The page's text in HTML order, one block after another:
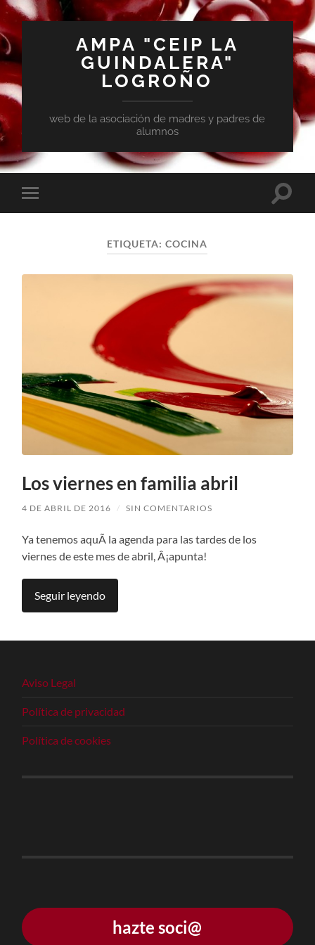
AMPA "CEIP LA
GUINDALERA"
LOGROÑO
web de la asociación de madres y padres de
alumnos
ETIQUETA:COCINA
Los viernes en familia abril
4 DE ABRIL DE 2016 / SIN COMENTARIOS
Ya tenemos aquÃ­ la agenda para las tardes de los
viernes de este mes de abril, Â¡apunta!
Seguir leyendo
Aviso Legal
Política de privacidad
Política de cookies
hazte soci@